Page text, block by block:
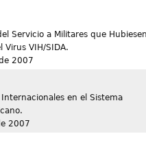
Servicio a Militares que Hubiesen
Virus VIH/SIDA.
2007
Internacionales en el Sistema
2007